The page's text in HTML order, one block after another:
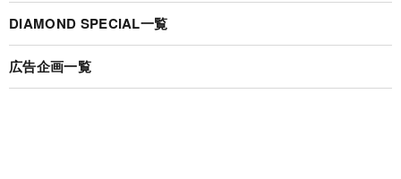
DIAMOND SPECIAL一覧
広告企画一覧